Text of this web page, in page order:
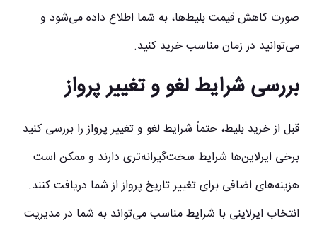
صورت کاهش قیمت بلیط‌ها، به شما اطلاع داده می‌شود و
می‌توانید در زمان مناسب خرید کنید.
بررسی شرایط لغو و تغییر پرواز
قبل از خرید بلیط، حتماً شرایط لغو و تغییر پرواز را بررسی کنید.
برخی ایرلاین‌ها شرایط سخت‌گیرانه‌تری دارند و ممکن است
هزینه‌های اضافی برای تغییر تاریخ پرواز از شما دریافت کنند.
انتخاب ایرلاینی با شرایط مناسب می‌تواند به شما در مدیریت